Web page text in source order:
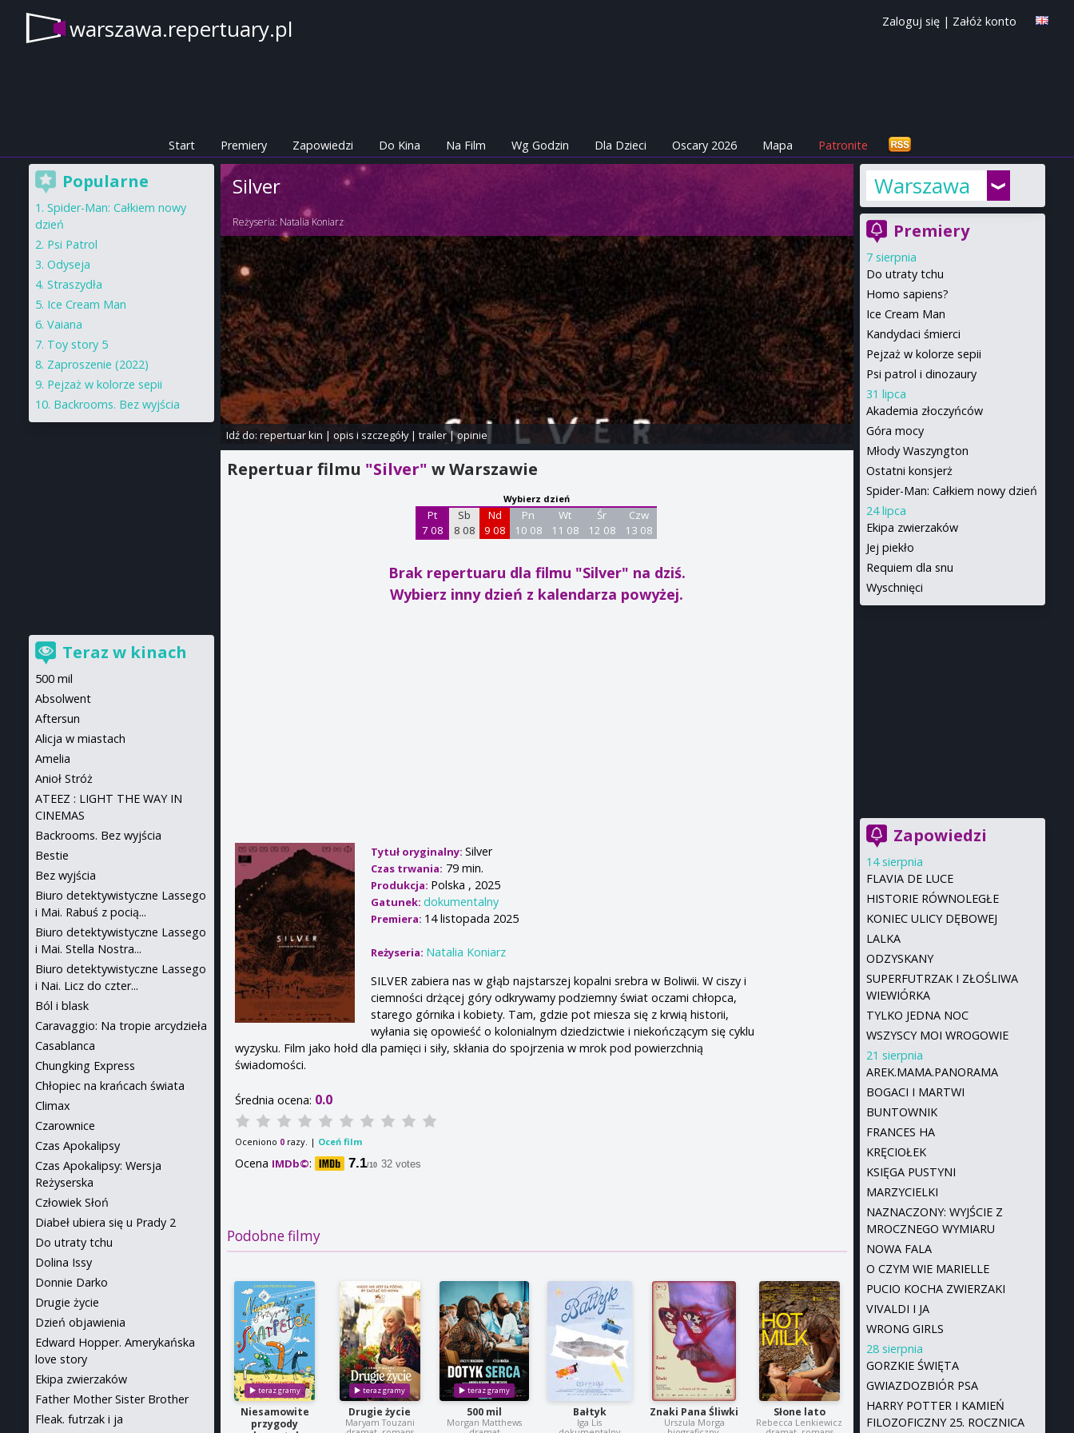
warszawa.repertuary.pl Zaloguj się | Załóż konto
Start Premiery Zapowiedzi Do Kina Na Film Wg Godzin Dla Dzieci Oscary 2026 Mapa Patronite
Silver
Reżyseria: Natalia Koniarz
Idź do: repertuar kin | opis i szczegóły| trailer|opinie
Repertuar filmu "Silver"w Warszawie
Wybierz dzień
Pt
7 08
Sb
8 08
Nd
9 08
Pn
10 08
Wt
11 08
Śr
12 08
Czw
13 08
Brak repertuaru dla filmu "Silver" na dziś.
Wybierz inny dzień z kalendarza powyżej.
Tytuł oryginalny:Silver
Czas trwania: 79 min.
Produkcja: Polska , 2025
Gatunek:dokumentalny
Premiera: 14 listopada 2025
Reżyseria: Natalia Koniarz
SILVER zabiera nas w głąb najstarszej kopalni srebra w Boliwii. W ciszy i
ciemności drżącej góry odkrywamy podziemny świat oczami chłopca,
starego górnika i kobiety. Tam, gdzie pot miesza się z krwią historii,
wyłania się opowieść o kolonialnym dziedzictwie i niekończącym się cyklu
wyzysku. Film jako hołd dla pamięci i siły, skłania do spojrzenia w mrok pod powierzchnią
świadomości.
Średnia ocena: 0.0
Oceniono 0 razy. | Oceń film
Ocena IMDb©: 7.1/10 32 votes
Podobne filmy
Niesamowite
przygody
Drugie życie
Maryam Touzani
500 mil
Morgan Matthews
Bałtyk
Iga Lis
Znaki Pana Śliwki
Urszula Morga
Słone lato
Rebecca Lenkiewicz
Warszawa
Premiery
7 sierpnia
Do utraty tchu
Homo sapiens?
Ice Cream Man
Kandydaci śmierci
Pejzaż w kolorze sepii
Psi patrol i dinozaury
31 lipca
Akademia złoczyńców
Góra mocy
Młody Waszyngton
Ostatni konsjerż
Spider-Man: Całkiem nowy dzień
24 lipca
Ekipa zwierzaków
Jej piekło
Requiem dla snu
Wyschnięci
Zapowiedzi
14 sierpnia
FLAVIA DE LUCE
HISTORIE RÓWNOLEGŁE
KONIEC ULICY DĘBOWEJ
LALKA
ODZYSKANY
SUPERFUTRZAK I ZŁOŚLIWA
WIEWIÓRKA
TYLKO JEDNA NOC
WSZYSCY MOI WROGOWIE
21 sierpnia
AREK.MAMA.PANORAMA
BOGACI I MARTWI
BUNTOWNIK
FRANCES HA
KRĘCIOŁEK
KSIĘGA PUSTYNI
MARZYCIELKI
NAZNACZONY: WYJŚCIE Z
MROCZNEGO WYMIARU
NOWA FALA
O CZYM WIE MARIELLE
PUCIO KOCHA ZWIERZAKI
VIVALDI I JA
WRONG GIRLS
28 sierpnia
GORZKIE ŚWIĘTA
GWIAZDOZBIÓR PSA
HARRY POTTER I KAMIEŃ
FILOZOFICZNY 25. ROCZNICA
Popularne
Spider-Man: Całkiem nowy
dzień
Psi Patrol
Odyseja
Straszydła
Ice Cream Man
Vaiana
Toy story 5
Zaproszenie (2022)
Pejzaż w kolorze sepii
Backrooms. Bez wyjścia
Teraz w kinach
500 mil
Absolwent
Aftersun
Alicja w miastach
Amelia
Anioł Stróż
ATEEZ : LIGHT THE WAY IN
CINEMAS
Backrooms. Bez wyjścia
Bestie
Bez wyjścia
Biuro detektywistyczne Lassego
i Mai. Rabuś z pocią...
Biuro detektywistyczne Lassego
i Mai. Stella Nostra...
Biuro detektywistyczne Lassego
i Nai. Licz do czter...
Ból i blask
Caravaggio: Na tropie arcydzieła
Casablanca
Chungking Express
Chłopiec na krańcach świata
Climax
Czarownice
Czas Apokalipsy
Czas Apokalipsy: Wersja
Reżyserska
Człowiek Słoń
Diabeł ubiera się u Prady 2
Do utraty tchu
Dolina Issy
Donnie Darko
Drugie życie
Dzień objawienia
Edward Hopper. Amerykańska
love story
Ekipa zwierzaków
Father Mother Sister Brother
Fleak. futrzak i ja